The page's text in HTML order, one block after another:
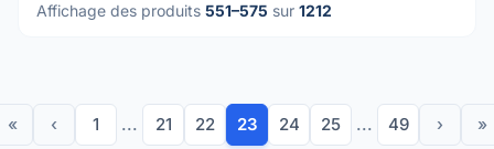
Affichage des produits 551–575 sur 1212
« ‹ 1 ... 21 22 23 24 25 ... 49 › »